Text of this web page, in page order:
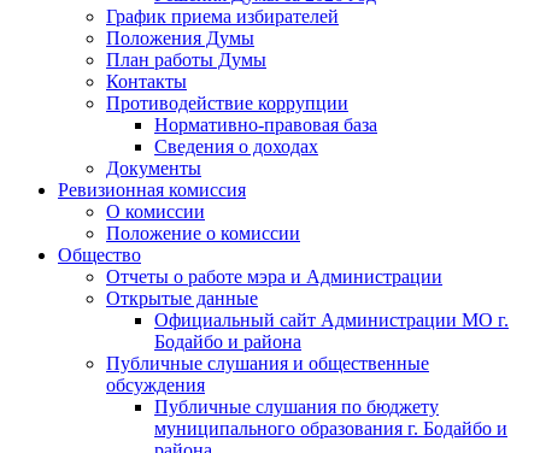
График приема избирателей
Положения Думы
План работы Думы
Контакты
Противодействие коррупции
Нормативно-правовая база
Сведения о доходах
Документы
Ревизионная комиссия
О комиссии
Положение о комиссии
Общество
Отчеты о работе мэра и Администрации
Открытые данные
Официальный сайт Администрации МО г.
Бодайбо и района
Публичные слушания и общественные
обсуждения
Публичные слушания по бюджету
муниципального образования г. Бодайбо и